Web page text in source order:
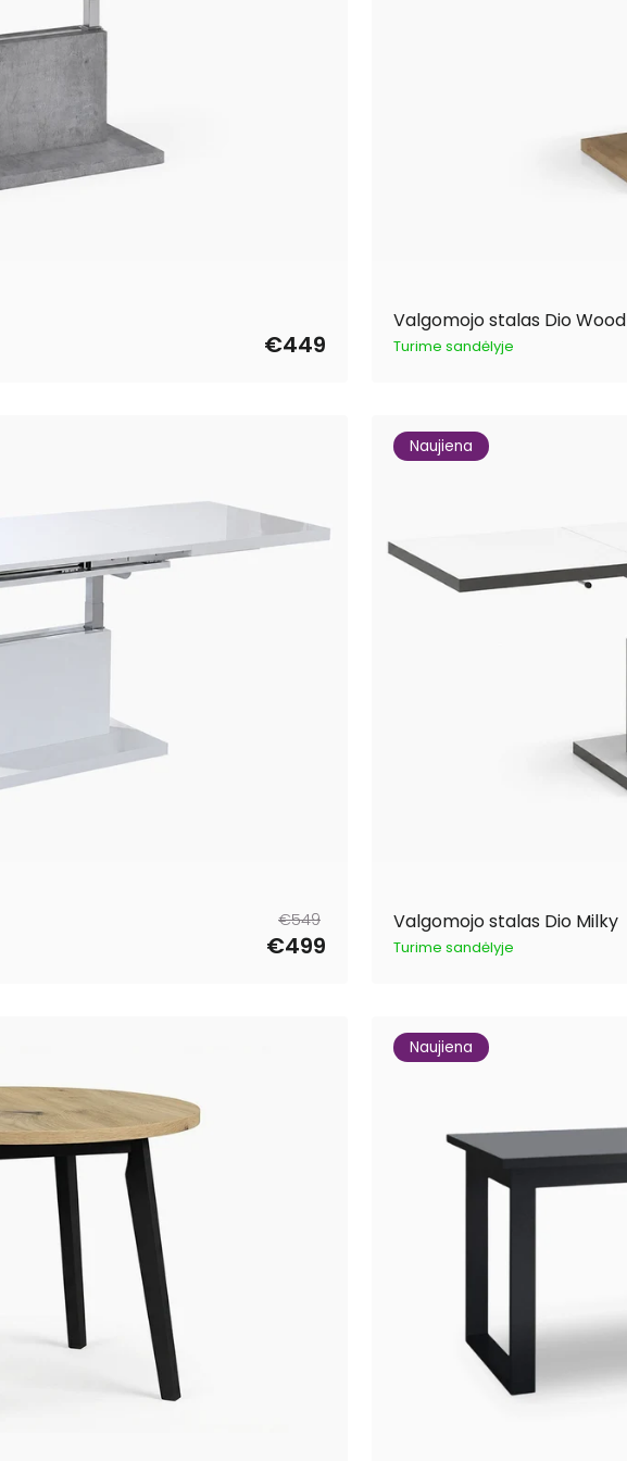
€449
Valgomojo stalas Dio Wood
Turime sandėlyje
Parastā
cena
€549
Pārdošanas
cena€499
Naujiena
Valgomojo stalas Dio Milky
Turime sandėlyje
Naujiena